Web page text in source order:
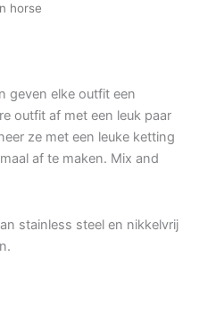
horse
geven elke outfit een
outfit af met een leuk paar
ze met een leuke ketting
af te maken. Mix and
stainless steel en nikkelvrij